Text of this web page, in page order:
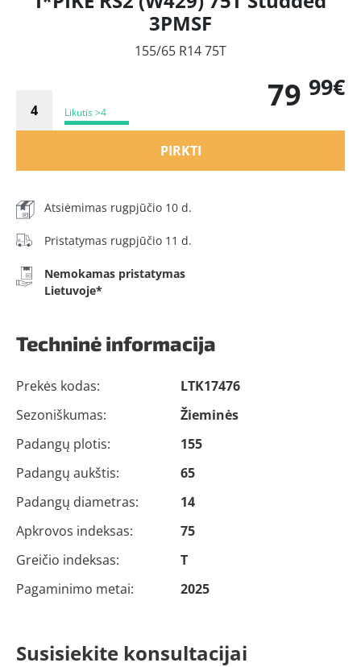
3PMSF
155/65 R14 75T
Likutis >4 79 99€
PIRKTI
Atsiėmimas rugpjūčio 10 d.
Pristatymas rugpjūčio 11 d.
Nemokamas pristatymas
Lietuvoje*
Techninė informacija
Prekės kodas:
LTK17476
Sezoniškumas:
Žieminės
Padangų plotis:
155
Padangų aukštis:
65
Padangų diametras:
14
Apkrovos indeksas:
75
Greičio indeksas:
T
Pagaminimo metai:
2025
Susisiekite konsultacijai